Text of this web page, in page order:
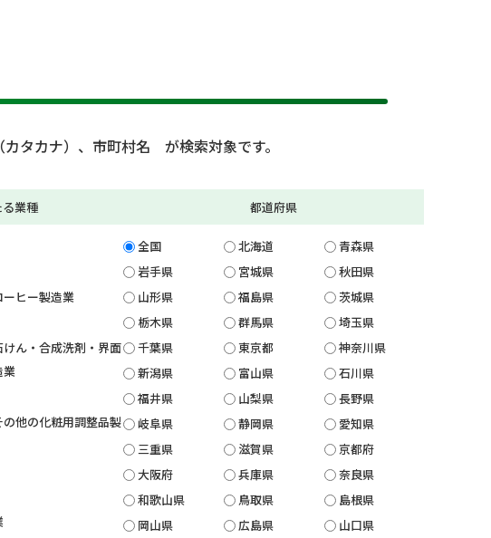
タカナ）、市町村名 が検索対象です。
業種
ヒー製造業
ん・合成洗剤・界面
他の化粧用調整品製
都道府県
全国 北海道
青森県
岩手県
宮城県
秋田県
山形県
福島県
茨城県
栃木県
群馬県
埼玉県
千葉県
東京都
神奈川県
新潟県
富山県
石川県
福井県
山梨県
長野県
岐阜県
静岡県
愛知県
三重県
滋賀県
京都府
大阪府
兵庫県
奈良県
和歌山県
鳥取県
島根県
岡山県
広島県
山口県